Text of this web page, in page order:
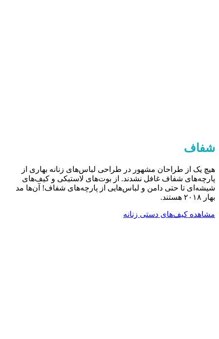
شفاف
هیچ یک از طراحان مشهور در طراحی لباس‌های زنانه بهاری از
پارچه‌های شفاف غافل نشدند. از بوت‌های لاستیکی و کیف‌های
شیشه‌ای تا حتی دامن و لباس‌هایی از پارچه‌های شفاف! آن‌ها مد
بهار ۲۰۱۸ هستند.
مشاهده کیف‌های دستی زنانه